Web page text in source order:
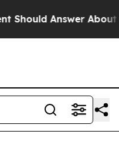
Answer About